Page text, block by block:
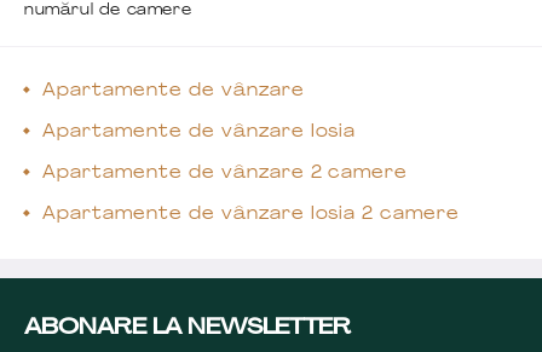
numărul de camere
Apartamente de vânzare
Apartamente de vânzare Iosia
Apartamente de vânzare 2 camere
Apartamente de vânzare Iosia 2 camere
ABONARE LA NEWSLETTER